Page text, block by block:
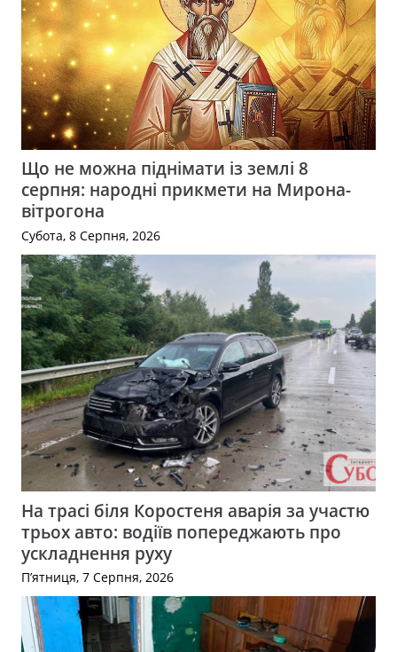
Що не можна піднімати із землі 8
серпня: народні прикмети на Мирона-
вітрогона
Субота, 8 Серпня, 2026
На трасі біля Коростеня аварія за участю
трьох авто: водіїв попереджають про
ускладнення руху
П’ятниця, 7 Серпня, 2026